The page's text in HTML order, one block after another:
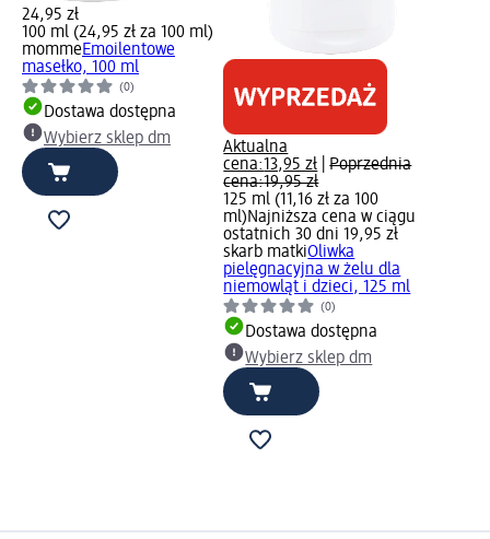
24,95 zł
100 ml (24,95 zł za 100 ml)
mommeEmoilentowe
masełko, 100 ml
(0)
Dostawa dostępna
Wybierz sklep dm
Aktualna
cena:13,95 zł |Poprzednia
cena:19,95 zł
125 ml (11,16 zł za 100
ml)Najniższa cena w ciągu
ostatnich 30 dni 19,95 zł
skarb matkiOliwka
pielęgnacyjna w żelu dla
niemowląt i dzieci, 125 ml
(0)
Dostawa dostępna
Wybierz sklep dm